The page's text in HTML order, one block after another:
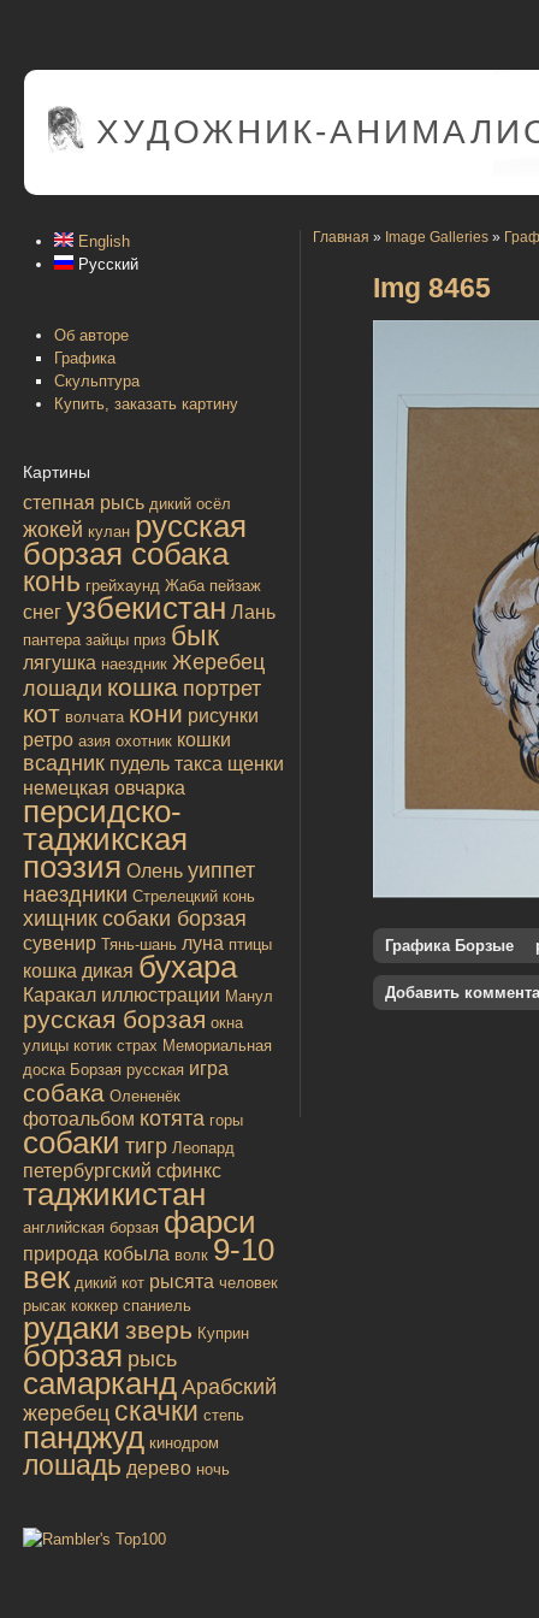
ХУДОЖНИК-
English
Русский
Об авторе
Графика
Скульптура
Купить, заказать картину
Картины
степная рысь дикий осёл
жокей кулан русская
борзая собака
конь грейхаунд Жаба пейзаж
снег узбекистан Лань
пантера зайцы приз бык
лягушка наездник Жеребец
лошади кошка портрет
кот волчата кони рисунки
ретро азия охотник кошки
всадник пудель такса щенки
немецкая овчарка
персидско-
таджикская
поэзия Олень уиппет
наездники Стрелецкий конь
хищник собаки борзая
сувенир Тянь-шань луна птицы
кошка дикая бухара
Каракал иллюстрации Манул
русская борзая окна
улицы котик страх Мемориальная
доска Борзая русская игра
собака Олененёк
фотоальбом котята горы
собаки тигр Леопард
петербургский сфинкс
таджикистан
английская борзая фарси
природа кобыла волк 9-10
век дикий кот рысята человек
рысак коккер спаниель
рудаки зверь Куприн
борзая рысь
самарканд Арабский
жеребец скачки степь
панджуд кинодром
лошадь дерево ночь
Главная » Image Galleries »
Img 8465
Графика Борзые
Добавить